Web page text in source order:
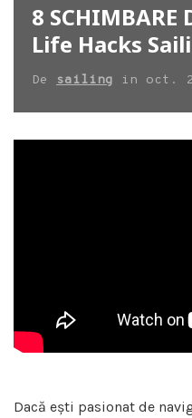
8 SCHIMBARE
Life Hacks
De sailing in oct.
Dacă ești pasionat de